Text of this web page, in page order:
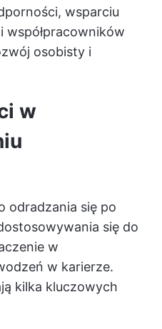
wsparciu
współpracowników
osobisty i
w
odradzania się po
się do
w
w karierze.
kilka kluczowych